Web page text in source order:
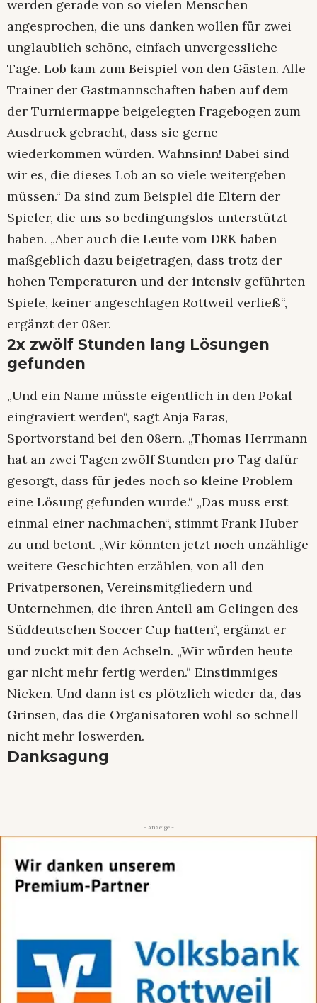
werden gerade von so vielen Menschen
angesprochen, die uns danken wollen für zwei
unglaublich schöne, einfach unvergessliche
Tage. Lob kam zum Beispiel von den Gästen. Alle
Trainer der Gastmannschaften haben auf dem
der Turniermappe beigelegten Fragebogen zum
Ausdruck gebracht, dass sie gerne
wiederkommen würden. Wahnsinn! Dabei sind
wir es, die dieses Lob an so viele weitergeben
müssen.“ Da sind zum Beispiel die Eltern der
Spieler, die uns so bedingungslos unterstützt
haben. „Aber auch die Leute vom DRK haben
maßgeblich dazu beigetragen, dass trotz der
hohen Temperaturen und der intensiv geführten
Spiele, keiner angeschlagen Rottweil verließ“,
ergänzt der 08er.
2x zwölf Stunden lang Lösungen
gefunden
„Und ein Name müsste eigentlich in den Pokal
eingraviert werden“, sagt Anja Faras,
Sportvorstand bei den 08ern. „Thomas Herrmann
hat an zwei Tagen zwölf Stunden pro Tag dafür
gesorgt, dass für jedes noch so kleine Problem
eine Lösung gefunden wurde.“ „Das muss erst
einmal einer nachmachen“, stimmt Frank Huber
zu und betont. „Wir könnten jetzt noch unzählige
weitere Geschichten erzählen, von all den
Privatpersonen, Vereinsmitgliedern und
Unternehmen, die ihren Anteil am Gelingen des
Süddeutschen Soccer Cup hatten“, ergänzt er
und zuckt mit den Achseln. „Wir würden heute
gar nicht mehr fertig werden.“ Einstimmiges
Nicken. Und dann ist es plötzlich wieder da, das
Grinsen, das die Organisatoren wohl so schnell
nicht mehr loswerden.
Danksagung
- Anzeige -